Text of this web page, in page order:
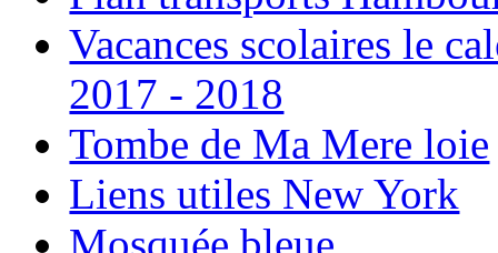
Vacances scolaires le
2017 - 2018
Tombe de Ma Mere loie
Liens utiles New York
Mosquée bleue